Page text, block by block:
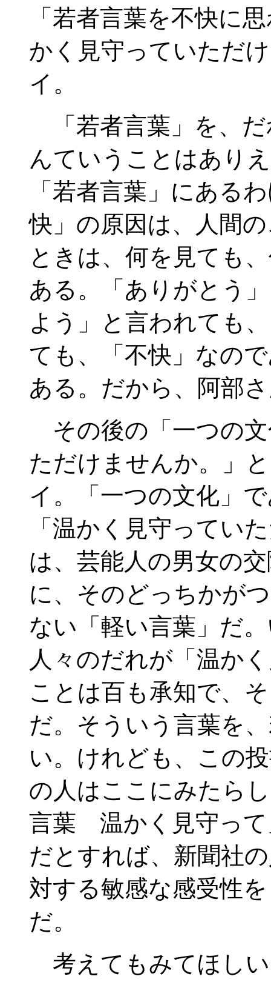
「若者言葉を不快に
かく見守っていただ
イ。
「若者言葉」を、
んていうことはあり
「若者言葉」にある
快」の原因は、人間
ときは、何を見ても
ある。「ありがとう
よう」と言われても
ても、「不快」なの
ある。だから、阿部
その後の「一つの
ただけませんか。」
イ。「一つの文化」
「温かく見守ってい
は、芸能人の男女の
に、そのどっちかが
ない「軽い言葉」だ
人々のだれが「温か
ことは百も承知で、
だ。そういう言葉を
い。けれども、この
の人はここにみたら
言葉 温かく見守って
だとすれば、新聞社
対する敏感な感受性
だ。
考えてもみてほし